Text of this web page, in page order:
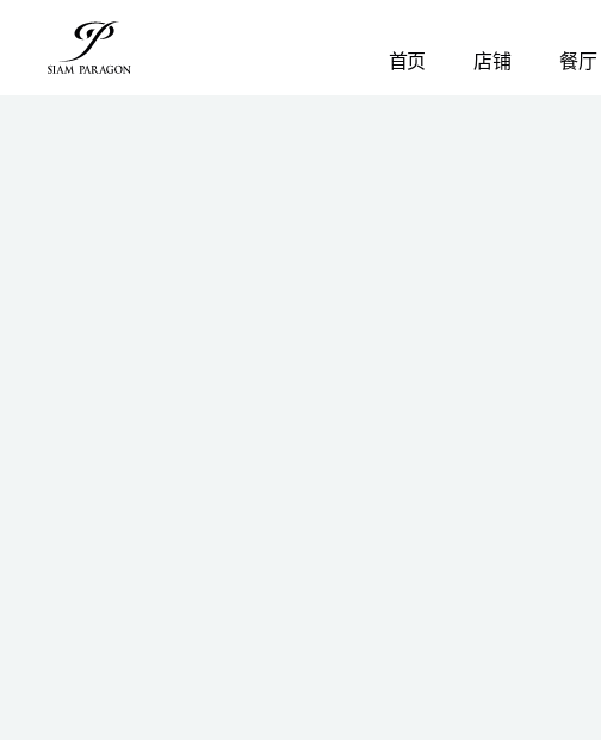
首页 店铺 餐厅